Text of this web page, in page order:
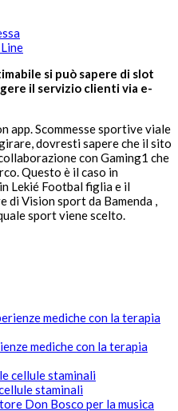
si può sapere di slot
il servizio clienti via e-
app. Scommesse sportive viale
dovresti sapere che il sito
con Gaming1 che
Questo è il caso in
Lekié Footbal figlia e il
Vision sport da Bamenda ,
sport viene scelto.
mediche con la terapia
staminali